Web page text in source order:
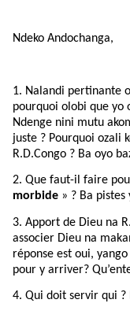
Ndeko Andochanga,
1. Nalandi pertinante
pourquoi olobi que yo
Ndenge nini mutu
juste ? Pourquoi ozali
R.D.Congo ? Ba oyo
2. Que faut-il faire
morbide » ? Ba
3. Apport de Dieu na
associer Dieu na
réponse est oui,
pour y arriver?
4. Qui doit servir qui